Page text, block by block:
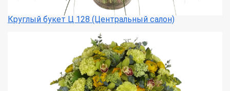
Круглый букет Ц 128 (Центральный салон)